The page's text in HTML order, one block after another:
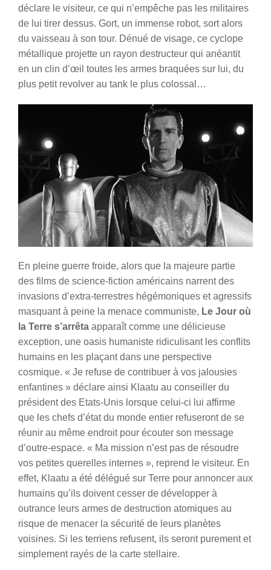
déclare le visiteur, ce qui n’empêche pas les militaires
de lui tirer dessus. Gort, un immense robot, sort alors
du vaisseau à son tour. Dénué de visage, ce cyclope
métallique projette un rayon destructeur qui anéantit
en un clin d’œil toutes les armes braquées sur lui, du
plus petit revolver au tank le plus colossal…
En pleine guerre froide, alors que la majeure partie
des films de science-fiction américains narrent des
invasions d’extra-terrestres hégémoniques et agressifs
masquant à peine la menace communiste, Le Jour où
la Terre s’arrêta apparaît comme une délicieuse
exception, une oasis humaniste ridiculisant les conflits
humains en les plaçant dans une perspective
cosmique. « Je refuse de contribuer à vos jalousies
enfantines » déclare ainsi Klaatu au conseiller du
président des Etats-Unis lorsque celui-ci lui affirme
que les chefs d’état du monde entier refuseront de se
réunir au même endroit pour écouter son message
d’outre-espace. « Ma mission n’est pas de résoudre
vos petites querelles internes », reprend le visiteur. En
effet, Klaatu a été délégué sur Terre pour annoncer aux
humains qu’ils doivent cesser de développer à
outrance leurs armes de destruction atomiques au
risque de menacer la sécurité de leurs planètes
voisines. Si les terriens refusent, ils seront purement et
simplement rayés de la carte stellaire.